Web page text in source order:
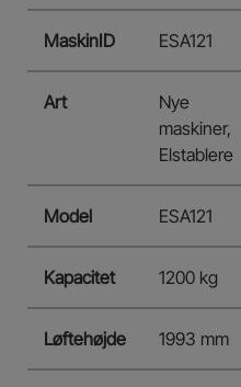
MaskinID ESA121
Art
Nye
maskiner,
Elstablere
Model ESA121
Kapacitet 1200 kg
Løftehøjde 1993 mm